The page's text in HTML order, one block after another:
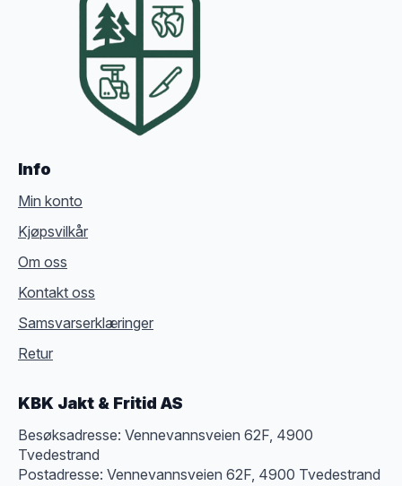
Info
Min konto
Kjøpsvilkår
Om oss
Kontakt oss
Samsvarserklæringer
Retur
KBK Jakt & Fritid AS
Besøksadresse: Vennevannsveien 62F, 4900
Tvedestrand
Postadresse: Vennevannsveien 62F, 4900 Tvedestrand